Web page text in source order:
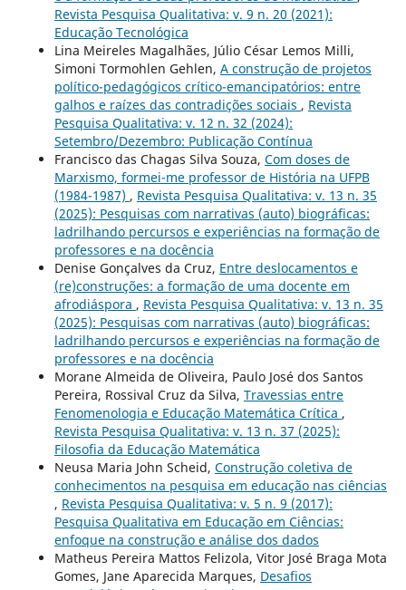
Revista Pesquisa Qualitativa: v. 9 n. 20 (2021):
Educação Tecnológica
Lina Meireles Magalhães, Júlio César Lemos Milli,
Simoni Tormohlen Gehlen, A construção de projetos
político-pedagógicos crítico-emancipatórios: entre
galhos e raízes das contradições sociais , Revista
Pesquisa Qualitativa: v. 12 n. 32 (2024):
Setembro/Dezembro: Publicação Contínua
Francisco das Chagas Silva Souza, Com doses de
Marxismo, formei-me professor de História na UFPB
(1984-1987) , Revista Pesquisa Qualitativa: v. 13 n. 35
(2025): Pesquisas com narrativas (auto) biográficas:
ladrilhando percursos e experiências na formação de
professores e na docência
Denise Gonçalves da Cruz, Entre deslocamentos e
(re)construções: a formação de uma docente em
afrodiáspora , Revista Pesquisa Qualitativa: v. 13 n. 35
(2025): Pesquisas com narrativas (auto) biográficas:
ladrilhando percursos e experiências na formação de
professores e na docência
Morane Almeida de Oliveira, Paulo José dos Santos
Pereira, Rossival Cruz da Silva, Travessias entre
Fenomenologia e Educação Matemática Crítica ,
Revista Pesquisa Qualitativa: v. 13 n. 37 (2025):
Filosofia da Educação Matemática
Neusa Maria John Scheid, Construção coletiva de
conhecimentos na pesquisa em educação nas ciências
, Revista Pesquisa Qualitativa: v. 5 n. 9 (2017):
Pesquisa Qualitativa em Educação em Ciências:
enfoque na construção e análise dos dados
Matheus Pereira Mattos Felizola, Vitor José Braga Mota
Gomes, Jane Aparecida Marques, Desafios